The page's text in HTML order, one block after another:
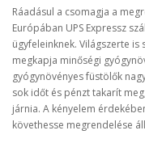
Ráadásul a csomagja a
Európában UPS Expressz
ügyfeleinknek. Világszerte
megkapja minőségi
gyógynövényes füstölők
sok időt és pénzt takarít
járnia. A kényelem
követhesse megrendelése